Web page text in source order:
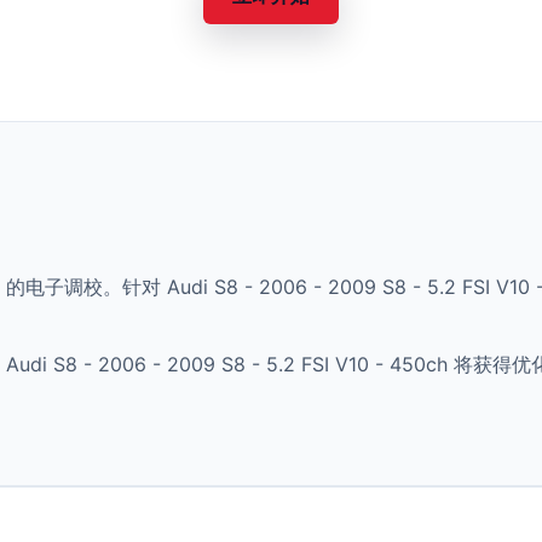
的电子调校。针对 Audi S8 - 2006 - 2009 S8 - 5.2 FSI V10
Audi S8 - 2006 - 2009 S8 - 5.2 FSI V10 - 450ch 将获得优